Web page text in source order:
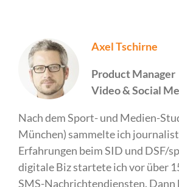
Axel Tschirne
Product Manager
Video & Social
Nach dem Sport- und Medien-
München) sammelte ich
Erfahrungen beim SID und DSF/
digitale Biz startete ich vor über
SMS-Nachrichtendiensten. Dann